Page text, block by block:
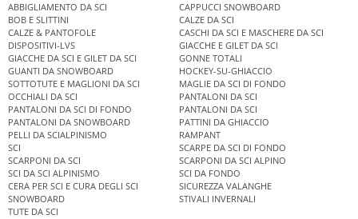
ABBIGLIAMENTO DA SCI
CAPPUCCI SNOWBOARD
BOB E SLITTINI
CALZE DA SCI
CALZE & PANTOFOLE
CASCHI DA SCI E MASCHERE DA SCI
DISPOSITIVI-LVS
GIACCHE E GILET DA SCI
GIACCHE DA SCI E GILET DA SCI
GONNE TOTALI
GUANTI DA SNOWBOARD
HOCKEY-SU-GHIACCIO
SOTTOTUTE E MAGLIONI DA SCI
MAGLIE DA SCI DI FONDO
OCCHIALI DA SCI
PANTALONI DA SCI
PANTALONI DA SCI DI FONDO
PANTALONI DA SCI
PANTALONI DA SNOWBOARD
PATTINI DA GHIACCIO
PELLI DA SCIALPINISMO
RAMPANT
SCI
SCARPE DA SCI DI FONDO
SCARPONI DA SCI
SCARPONI DA SCI ALPINO
SCI DA SCI ALPINISMO
SCI DA FONDO
CERA PER SCI E CURA DEGLI SCI
SICUREZZA VALANGHE
SNOWBOARD
STIVALI INVERNALI
TUTE DA SCI